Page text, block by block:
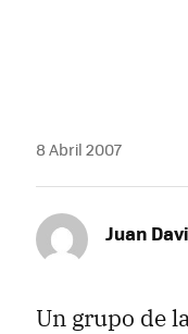
8 Abril 2007
Juan
Un grupo de